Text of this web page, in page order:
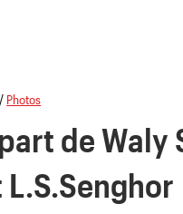
/ Photos
de Waly
L.S.Senghor